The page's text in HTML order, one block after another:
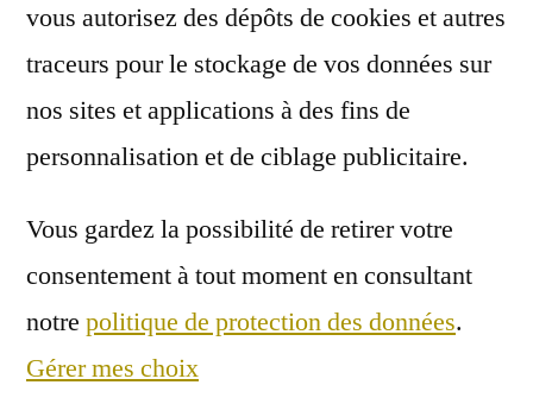
vous autorisez des dépôts de cookies et autres
traceurs pour le stockage de vos données sur
nos sites et applications à des fins de
personnalisation et de ciblage publicitaire.
Vous gardez la possibilité de retirer votre
consentement à tout moment en consultant
notre politique de protection des données.
Gérer mes choix